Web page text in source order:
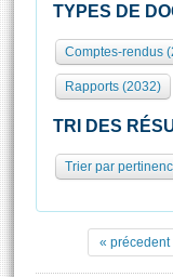
Présidence
577 députés
Groupes
Séance
Commissions
Europe et
Pétitions
Rôle et
Organisation
Présidence
Statistiques
Documents
( Constitution |
Visiter
Visite virtuelle
Assister à une
La
TYPES DE
Comptes-rendus
Rapports (2032)
TRI DES
Trier par
« précedent